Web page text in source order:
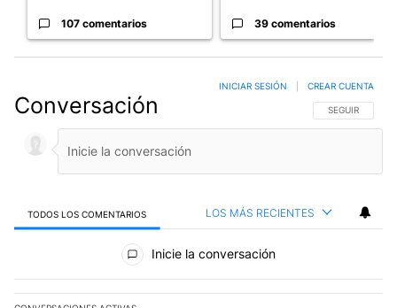
107 comentarios 39 comentarios
Conversación SIGA ESTA
SEGUIR
INICIAR SESIÓN CREAR CUENTA
TODOS LOS COMENTARIOS LOS MÁS RECIENTES
Todos los comentarios
Inicie la conversación